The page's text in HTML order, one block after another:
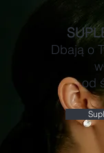
Dbają o
od